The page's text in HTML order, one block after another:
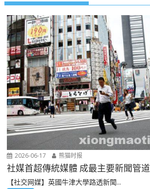
2026-06-17 熊猫时报
社媒首超傳統媒體 成最主要新聞管道
【社交网媒】英國牛津大學路透新聞...